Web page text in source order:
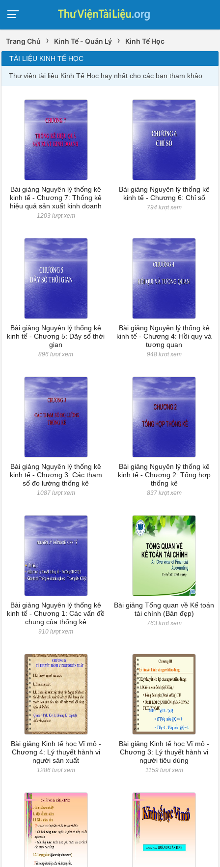
Trang Chủ › Kinh Tế - Quản Lý › Kinh Tế Học
TÀI LIỆU KINH TẾ HỌC
Thư viện tài liệu Kinh Tế Học hay nhất cho các bạn tham khảo
Bài giảng Nguyên lý thống kê
kinh tế - Chương 7: Thống kê
hiệu quả sản xuất kinh doanh
1203 lượt xem
Bài giảng Nguyên lý thống kê
kinh tế - Chương 6: Chỉ số
794 lượt xem
Bài giảng Nguyên lý thống kê
kinh tế - Chương 5: Dãy số thời
gian
896 lượt xem
Bài giảng Nguyên lý thống kê
kinh tế - Chương 4: Hồi quy và
tương quan
948 lượt xem
Bài giảng Nguyên lý thống kê
kinh tế - Chương 3: Các tham
số đo lường thống kê
1087 lượt xem
Bài giảng Nguyên lý thống kê
kinh tế - Chương 2: Tổng hợp
thống kê
837 lượt xem
Bài giảng Nguyên lý thống kê
kinh tế - Chương 1: Các vấn đề
chung của thống kê
910 lượt xem
Bài giảng Tổng quan về Kế toán
tài chính (Bản đẹp)
763 lượt xem
Bài giảng Kinh tế học Vĩ mô -
Chương 4: Lý thuyết hành vi
người sản xuất
1286 lượt xem
Bài giảng Kinh tế học Vĩ mô -
Chương 3: Lý thuyết hành vi
người tiêu dùng
1159 lượt xem